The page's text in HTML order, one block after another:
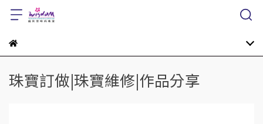
珠寶訂做|珠寶維修|作品分享